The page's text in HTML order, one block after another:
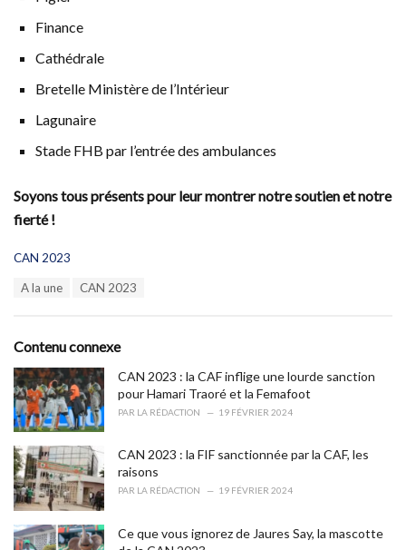
Finance
Cathédrale
Bretelle Ministère de l’Intérieur
Lagunaire
Stade FHB par l’entrée des ambulances
Soyons tous présents pour leur montrer notre soutien et notre
fierté !
C
o
r
i
e
s
:
CAN 2023
:
A la une CAN 2023
Contenu connexe
CAN 2023 : la CAF inflige une lourde sanction
pour Hamari Traoré et la Femafoot
PAR LA RÉDACTION 19 FÉVRIER 2024
CAN 2023 : la FIF sanctionnée par la CAF, les
raisons
PAR LA RÉDACTION 19 FÉVRIER 2024
Ce que vous ignorez de Jaures Say, la mascotte